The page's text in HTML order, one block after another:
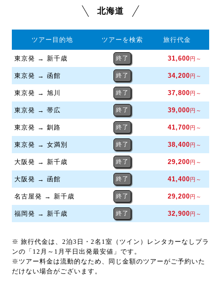
北海道
ツアー目的地 ツアーを検索 旅行代金
東京発 → 新千歳 終了 31,600円～
東京発 → 函館 終了 34,200円～
東京発 → 旭川 終了 37,800円～
東京発 → 帯広 終了 39,000円～
東京発 → 釧路 終了 41,700円～
東京発 → 女満別 終了 38,400円～
大阪発 → 新千歳 終了 29,200円～
大阪発 → 函館 終了 41,400円～
名古屋発 → 新千歳 終了 29,200円～
福岡発 → 新千歳 終了 32,900円～
※ 旅行代金は、2泊3日・2名1室（ツイン）レンタカーなしプラ
ンの「12月～1月平日出発最安値」です。
※ツアー料金は流動的なため、同じ金額のツアーがご予約いた
だけない場合がございます。